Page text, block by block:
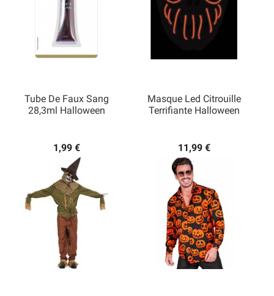
Tube De Faux Sang
28,3ml Halloween
1,99 €
Masque Led Citrouille
Terrifiante Halloween
11,99 €